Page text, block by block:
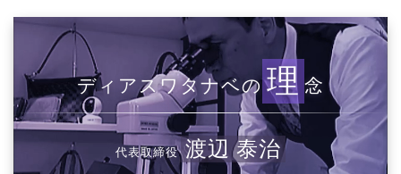
ディアスワタナベの 理 念
代表取締役 渡辺 泰治